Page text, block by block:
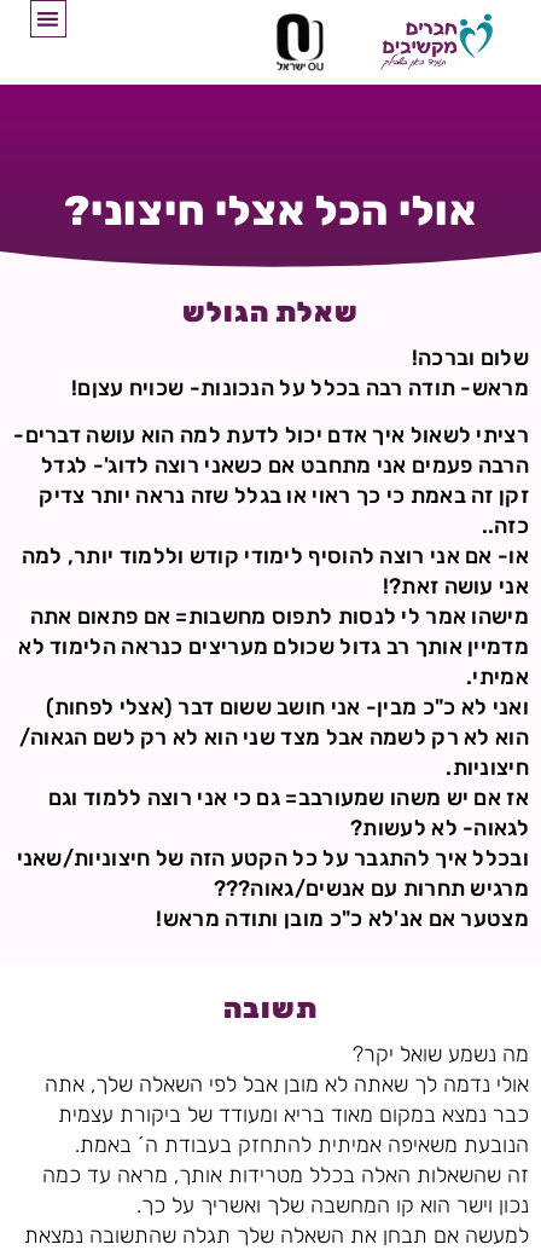
אולי הכל אצלי חיצוני?
שאלת הגולש
שלום וברכה!
מראש- תודה רבה בכלל על הנכונות- שכויח עצןם!
רציתי לשאול איך אדם יכול לדעת למה הוא עושה דברים-
הרבה פעמים אני מתחבט אם כשאני רוצה לדוג'- לגדל
זקן זה באמת כי כך ראוי או בגלל שזה נראה יותר צדיק
כזה..
או- אם אני רוצה להוסיף לימודי קודש וללמוד יותר, למה
אני עושה זאת?!
מישהו אמר לי לנסות לתפוס מחשבות= אם פתאום אתה
מדמיין אותך רב גדול שכולם מעריצים כנראה הלימוד לא
אמיתי.
ואני לא כ"כ מבין- אני חושב ששום דבר (אצלי לפחות)
הוא לא רק לשמה אבל מצד שני הוא לא רק לשם הגאוה/
חיצוניות.
אז אם יש משהו שמעורבב= גם כי אני רוצה ללמוד וגם
לגאוה- לא לעשות?
ובכלל איך להתגבר על כל הקטע הזה של חיצוניות/שאני
מרגיש תחרות עם אנשים/גאוה???
מצטער אם אנ'לא כ"כ מובן ותודה מראש!
תשובה
מה נשמע שואל יקר?
אולי נדמה לך שאתה לא מובן אבל לפי השאלה שלך, אתה
כבר נמצא במקום מאוד בריא ומעודד של ביקורת עצמית
הנובעת משאיפה אמיתית להתחזק בעבודת ה´ באמת.
זה שהשאלות האלה בכלל מטרידות אותך, מראה עד כמה
נכון וישר הוא קו המחשבה שלך ואשריך על כך.
למעשה אם תבחן את השאלה שלך תגלה שהתשובה נמצאת